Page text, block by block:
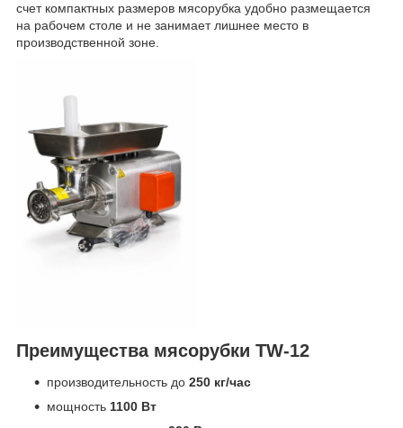
счет компактных размеров мясорубка удобно размещается
на рабочем столе и не занимает лишнее место в
производственной зоне.
Преимущества мясорубки TW-12
производительность до 250 кг/час
мощность 1100 Вт